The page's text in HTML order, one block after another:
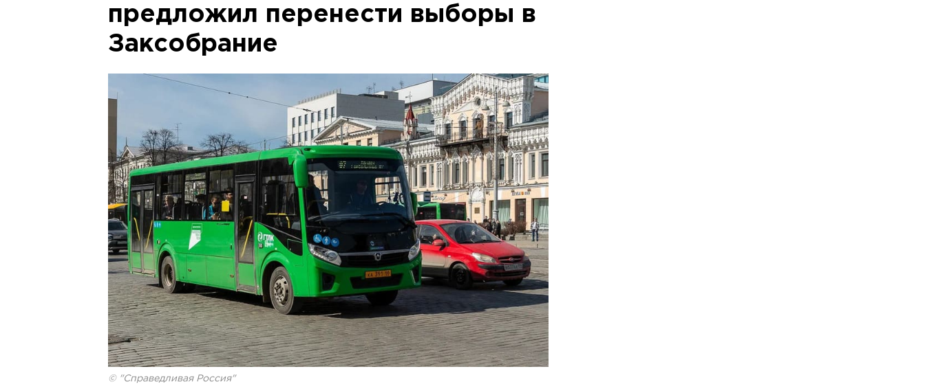
предложил перенести выборы в
Заксобрание
© "Справедливая Россия"